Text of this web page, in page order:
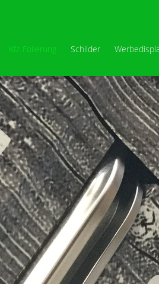
Kfz-Folierung Schilder